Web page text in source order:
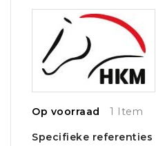
Op voorraad 1 Item
Specifieke referenties